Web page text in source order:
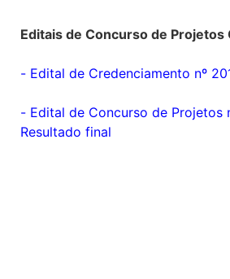
Editais de Concurso de Projetos
- Edital de Credenciamento nº
- Edital de Concurso de Projetos
Resultado final